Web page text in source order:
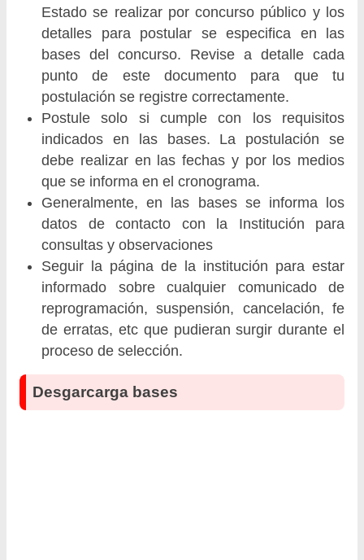
Estado se realizar por concurso público y los
detalles para postular se especifica en las
bases del concurso. Revise a detalle cada
punto de este documento para que tu
postulación se registre correctamente.
Postule solo si cumple con los requisitos
indicados en las bases. La postulación se
debe realizar en las fechas y por los medios
que se informa en el cronograma.
Generalmente, en las bases se informa los
datos de contacto con la Institución para
consultas y observaciones
Seguir la página de la institución para estar
informado sobre cualquier comunicado de
reprogramación, suspensión, cancelación, fe
de erratas, etc que pudieran surgir durante el
proceso de selección.
Desgarcarga bases